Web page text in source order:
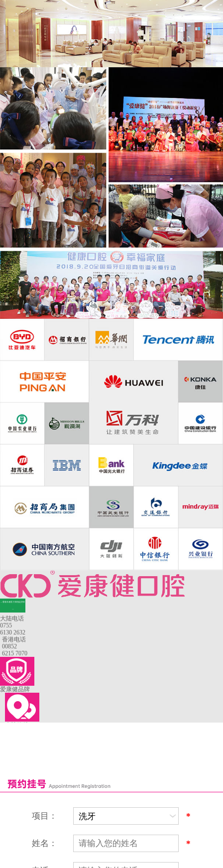
—香港长者医疗券指定牙科
大陆电话
0755
6130 2632
香港电话
00852
6215 7070
爱康健品牌
恒乐口腔诊所
富港口腔诊所
项目： *
姓名： *